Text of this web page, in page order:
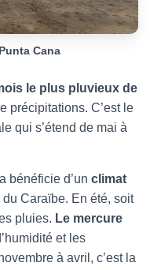
Cana
le plus pluvieux de
précipitations. C’est le
qui s’étend de mai à
bénéficie d’un climat
Caraïbe. En été, soit
pluies. Le mercure
et les
à avril, c’est la